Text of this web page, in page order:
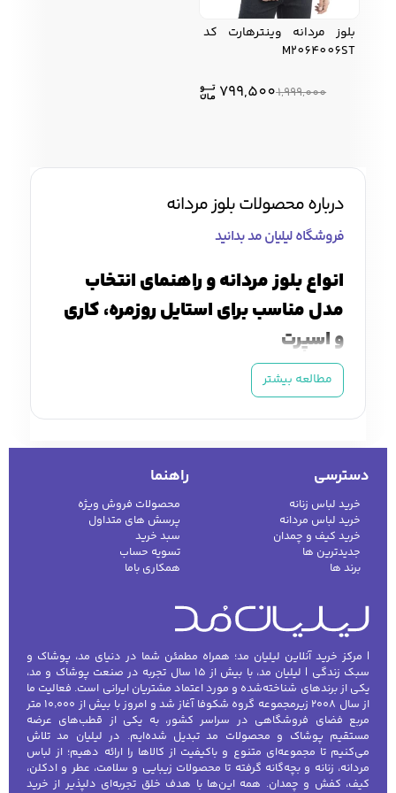
مردانه
بلوز مردانه وینترهارت کد
M2064006ST
1,999,000
799,500
درباره محصولات بلوز مردانه
فروشگاه لیلیان مد بدانید
انواع بلوز مردانه و راهنمای انتخاب
مدل مناسب برای استایل روزمره، کاری
و اسپرت
بلوز مردانهیکی از پوشاک پرکاربرد و ضروری برای
آقایان است که در فصول مختلف سال و
موقعیت‌های متفاوت قابل استفاده است. خرید
بلوز مردانه با تنوع بالا این امکان را می‌دهد که
بسته به سلیقه، فرم بدن و موقعیت، بهترین مدل
را انتخاب کنید. بلوز مردانه در انواع یقه‌دار، ساده،
طرح‌دار، بافتنی و اسپرت موجود است و جلوه‌ای
شیک، راحت و جذاب به استایل شما می‌بخشد.
مدل‌های روزمره سبک و راحت هستند و مناسب
استفاده روزانه، محل کار غیررسمی یا دانشگاه
می‌باشند. این بلوزها معمولاً از الیاف سبک و
تنفس‌پذیر تولید می‌شوند تا آزادی حرکت و راحتی
بیشتری داشته باشند.
بلوز مردانه اسپرت و ورزشی
مطالعه بیشتر
دسترسی
خرید لباس زنانه
خرید لباس مردانه
خرید کیف و چمدان
جدیدترین ها
برند ها
راهنما
محصولات فروش ویژه
پرسش های متداول
سبد خرید
تسویه حساب
همکاری باما
| مرکز خرید آنلاین لیلیان مد؛ همراه مطمئن شما در دنیای مد، پوشاک و
سبک زندگی | لیلیان مد، با بیش از ۱۵ سال تجربه در صنعت پوشاک و مد،
یکی از برندهای شناخته‌شده و مورد اعتماد مشتریان ایرانی است. فعالیت ما
از سال ۲۰۰۸ زیرمجموعه گروه شکوفا آغاز شد و امروز با بیش از ۱۰٬۰۰۰ متر
مربع فضای فروشگاهی در سراسر کشور، به یکی از قطب‌های عرضه
مستقیم پوشاک و محصولات مد تبدیل شده‌ایم. در لیلیان مد تلاش
می‌کنیم تا مجموعه‌ای متنوع و باکیفیت از کالاها را ارائه دهیم؛ از لباس
مردانه، زنانه و بچه‌گانه گرفته تا محصولات زیبایی و سلامت، عطر و ادکلن،
کیف، کفش و چمدان. همه این‌ها با هدف خلق تجربه‌ای دلپذیر از خرید